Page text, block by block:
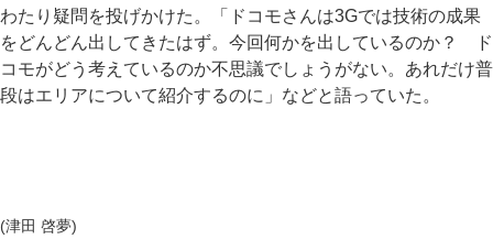
わたり疑問を投げかけた。「ドコモさんは3Gでは技術の成果
をどんどん出してきたはず。今回何かを出しているのか？ ド
コモがどう考えているのか不思議でしょうがない。あれだけ普
段はエリアについて紹介するのに」などと語っていた。
(津田 啓夢)